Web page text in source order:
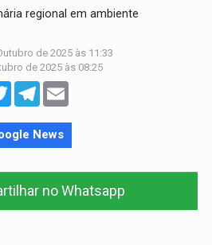
regional em ambiente
de 2025 às 11:33
de 2025 às 08:25
TwitterTelegram
News
no Whatsapp